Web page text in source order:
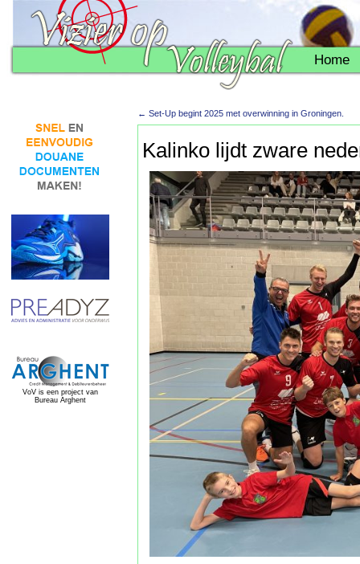
Home
VoV is een project van
Bureau Arghent
← Set-Up begint 2025 met overwinning in Groningen.
Kalinko lijdt zware